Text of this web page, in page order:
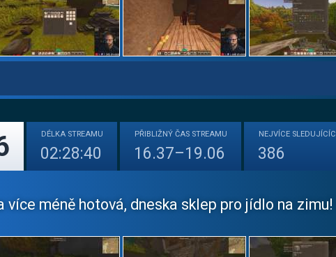
DÉLKA STREAMU
02:28:40
PŘIBLIŽNÝ ČAS STREAMU
16.37–19.06
NEJVÍCE
386
více méně hotová, dneska sklep pro jídlo na zimu!